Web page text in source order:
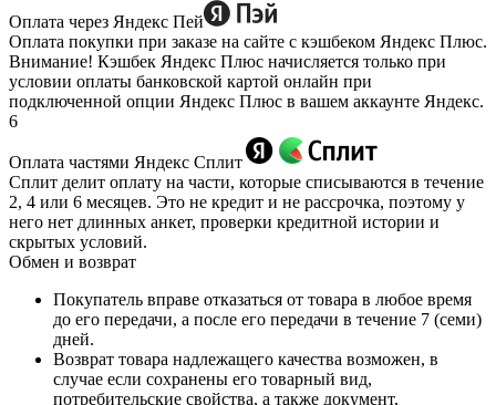
Оплата через Яндекс Пей
Оплата покупки при заказе на сайте с кэшбеком Яндекс Плюс.
Внимание! Кэшбек Яндекс Плюс начисляется только при
условии оплаты банковской картой онлайн при
подключенной опции Яндекс Плюс в вашем аккаунте Яндекс.
6
Оплата частями Яндекс Сплит
Сплит делит оплату на части, которые списываются в течение
2, 4 или 6 месяцев. Это не кредит и не рассрочка, поэтому у
него нет длинных анкет, проверки кредитной истории и
скрытых условий.
Обмен и возврат
Покупатель вправе отказаться от товара в любое время
до его передачи, а после его передачи в течение 7 (семи)
дней.
Возврат товара надлежащего качества возможен, в
случае если сохранены его товарный вид,
потребительские свойства, а также документ,